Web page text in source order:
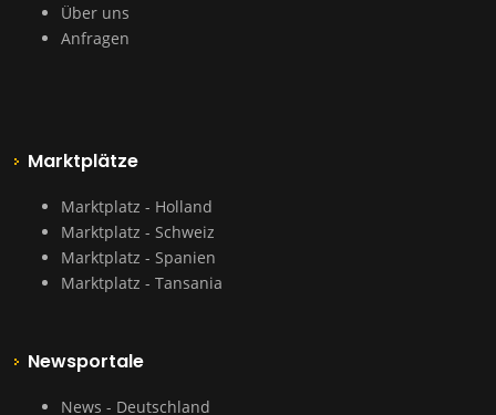
Über uns
Anfragen
Marktplätze
Marktplatz - Holland
Marktplatz - Schweiz
Marktplatz - Spanien
Marktplatz - Tansania
Newsportale
News - Deutschland